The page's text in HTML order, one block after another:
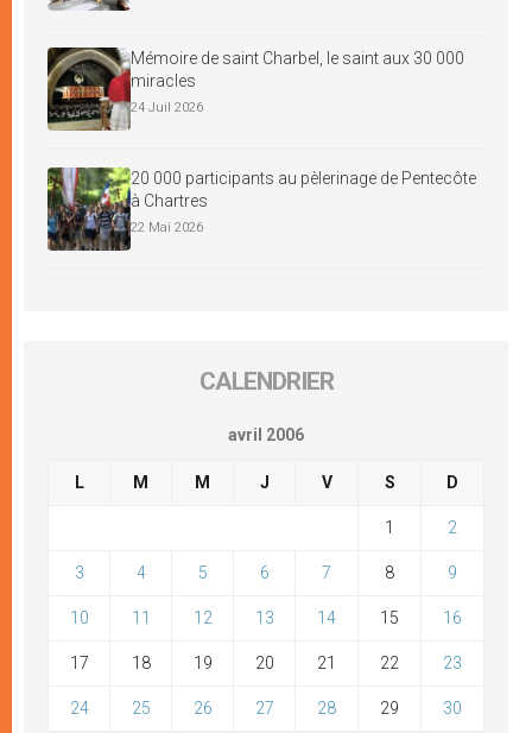
Mémoire de saint Charbel, le saint aux 30 000
miracles
24 Juil 2026
20 000 participants au pèlerinage de Pentecôte
à Chartres
22 Mai 2026
CALENDRIER
avril 2006
L M M J V S D
1 2
3 4 5 6 7 8 9
10 11 12 13 14 15 16
17 18 19 20 21 22 23
24 25 26 27 28 29 30